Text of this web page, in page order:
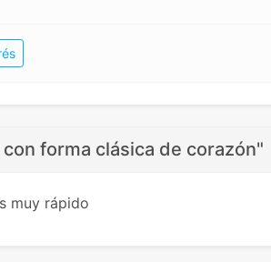
forma clásica de corazón"
muy rápido